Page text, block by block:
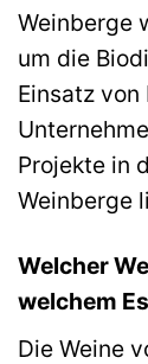
Weinberge
um die
Einsatz
Projekte in
Weinberge
Welcher
welchem
Die Weine